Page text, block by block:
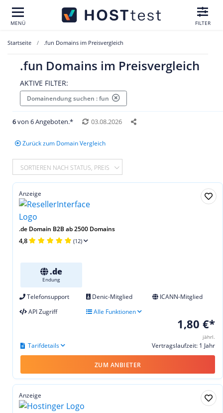
MENÜ FILTER
Startseite .fun Domains im Preisvergleich
.fun Domains im Preisvergleich
AKTIVE FILTER:
Domainendung suchen : fun
6von 6 Angeboten.* 03.08.2026
Zurück zum Domain Vergleich
SORTIEREN NACH STATUS, PREIS
Anzeige
.de Domain B2B ab 2500 Domains
4,8 (12)
.de
Endung
Telefonsupport Denic-Mitglied
ICANN-Mitglied
API Zugriff
Alle Funktionen
1,80 €*
jährl.
Vertragslaufzeit: 1 Jahr
Tarifdetails
ZUM ANBIETER
Anzeige